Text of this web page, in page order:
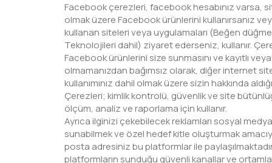
Facebook çerezleri, facebook hesabınız varsa,
olmak üzere Facebook ürünlerini kullanırsanız
kullanan siteleri veya uygulamaları (Beğen
Teknolojileri dahil) ziyaret ederseniz, kullanır.
Facebook ürünlerini size sunmasını ve kayıtlı
olmamanızdan bağımsız olarak, diğer internet
kullanımınız dahil olmak üzere sizin hakkında
Çerezleri; kimlik kontrolü, güvenlik ve site
ölçüm, analiz ve raporlama için kullanır.
Ayrıca ilginizi çekebilecek reklamları sosyal
sunabilmek ve özel hedef kitle oluşturmak
posta adresiniz bu platformlar ile
platformların sunduğu güvenli kanallar ve